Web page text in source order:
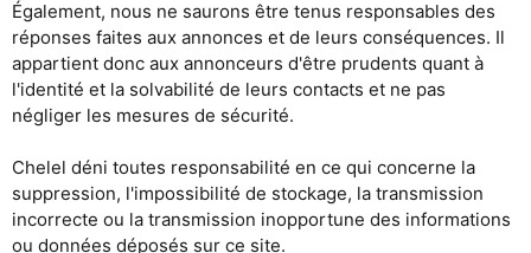
Également, nous ne saurons être tenus responsables des
réponses faites aux annonces et de leurs conséquences. Il
appartient donc aux annonceurs d'être prudents quant à
l'identité et la solvabilité de leurs contacts et ne pas
négliger les mesures de sécurité.
Chelel déni toutes responsabilité en ce qui concerne la
suppression, l'impossibilité de stockage, la transmission
incorrecte ou la transmission inopportune des informations
ou données déposés sur ce site.